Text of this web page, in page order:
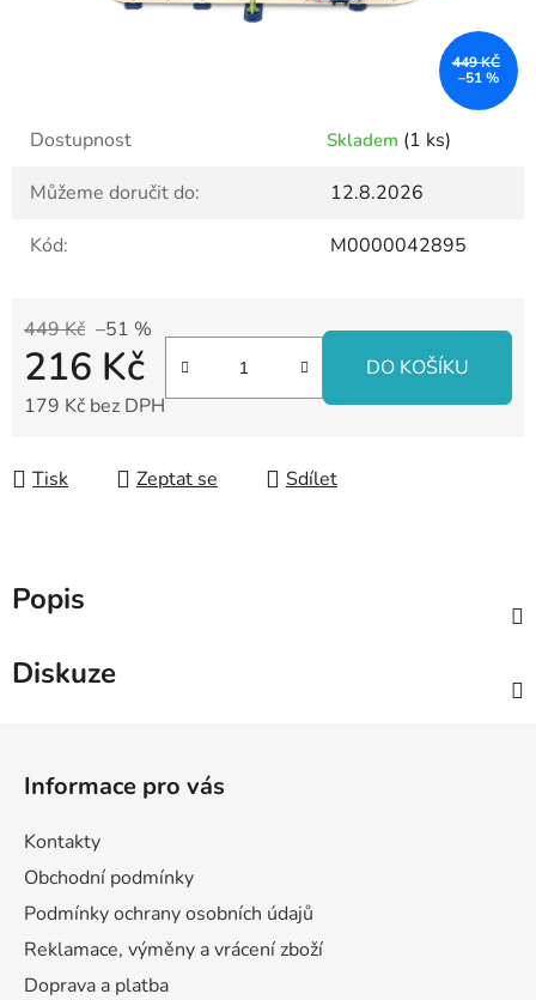
Dostupnost Skladem (1 ks)
Můžeme doručit do:
12.8.2026
Kód:
M0000042895
449 Kč –51 %
216 Kč
179 Kč bez DPH
DO KOŠÍKU
Tisk Zeptat se Sdílet
449 KČ
–51 %
Popis
Diskuze
Informace pro vás
Kontakty
Obchodní podmínky
Podmínky ochrany osobních údajů
Reklamace, výměny a vrácení zboží
Doprava a platba